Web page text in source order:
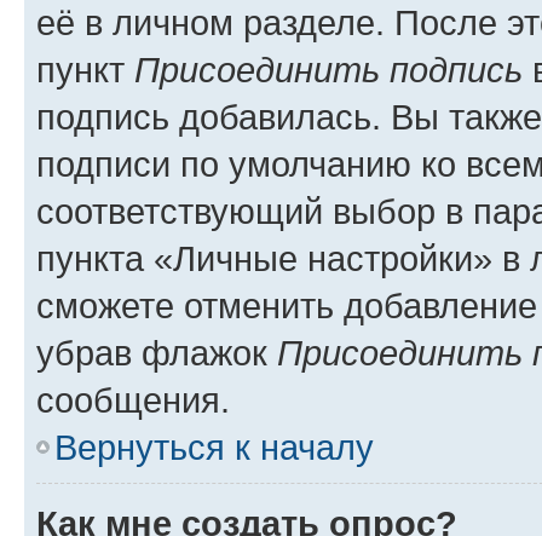
её в личном разделе. После
пункт Присоединить подпись
подпись добавилась. Вы
подписи по умолчанию ко
соответствующий выбор в
пункта «Личные настройки»
сможете отменить
убрав флажок Присоединить
сообщения.
Вернуться к началу
Как мне создать опрос?